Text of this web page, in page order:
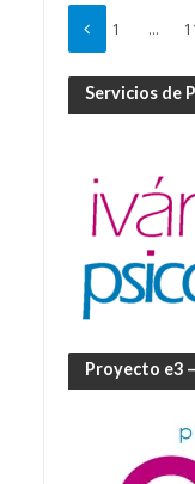
1 …
Servicios de
Proyecto e3